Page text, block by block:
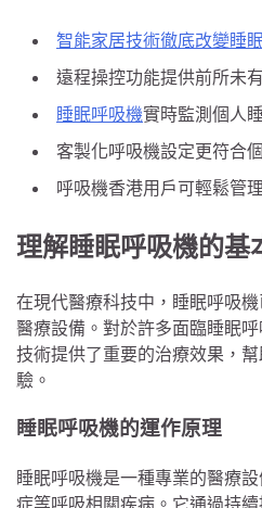
智能家居技術徹底改變睡
遠程操控功能提供前所未
睡眠呼吸機實時監測個人
客製化呼吸機設定更符合
呼吸機香港用戶可輕鬆管
理解睡眠呼吸機的基
在現代醫療科技中，睡眠呼吸
醫療設備。對於許多面臨睡眠
技術提供了重要的治療效果，
驗。
睡眠呼吸機的運作原理
睡眠呼吸機是一種專業的醫療
症等呼吸相關疾病。它通過持